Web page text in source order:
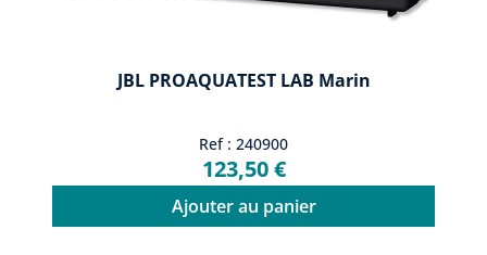
JBL PROAQUATEST LAB Marin
Ref : 240900
123,50 €
Ajouter au panier